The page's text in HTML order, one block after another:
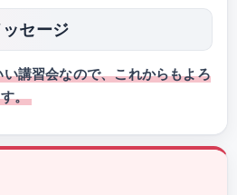
セージ
講習会なので、これからもよろ
。